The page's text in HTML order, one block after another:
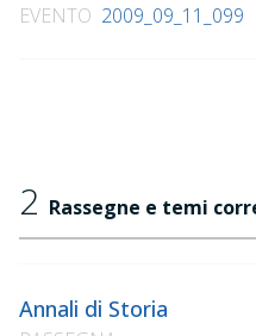
EVENTO 2009_09_11_099
2 Rassegne e temi
Annali di Storia